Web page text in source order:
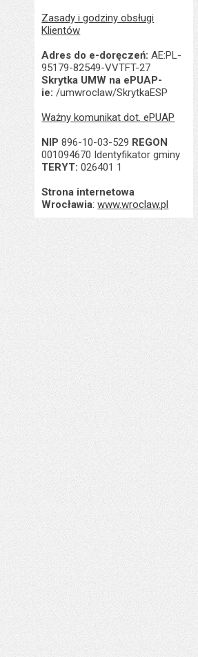
Zasady i godziny obsługi
Klientów
Adres do e-doręczeń: AE:PL-
95179-82549-VVTFT-27
Skrytka UMW na ePUAP-
ie: /umwroclaw/SkrytkaESP
Ważny komunikat dot. ePUAP
NIP 896-10-03-529 REGON
001094670 Identyfikator gminy
TERYT: 026401 1
Strona internetowa
Wrocławia:www.wroclaw.pl